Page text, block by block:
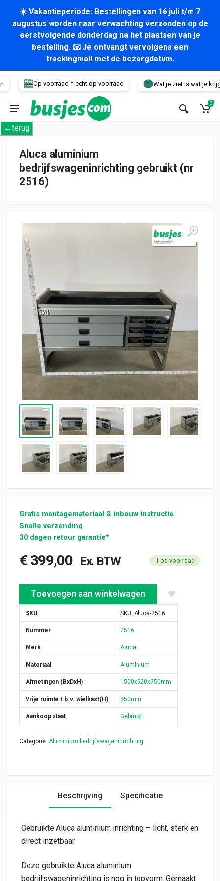
☀️ Vakantieperiode: Bestellingen van 16 juli t/m 7
augustus worden naar verwachting verzonden op de
eerstvolgende donderdag na het plaatsen van je
bestelling. 📧 Je ontvangt vervolgens een
trackingmail met de bezorgdatum.
Op voorraad = echt op voorraad Wat je ziet is wat je krijgt!
Voertuig
0
←terug
Aluca aluminium
bedrijfswageninrichting gebruikt (nr
2516)
Gratis montagemateriaal & inbouw instructie
Snelle verzending
30 dagen retour garantie*
€399,00 Ex. BTW 1 op voorraad
Aluca aluminium bedrijfswageninrichting gebruikt (nr 2516)
Toevoegen aan winkelwagen
SKU SKU: Aluca-2516
Nummer 2516
Merk Aluca
Materiaal Aluminium
Afmetingen (BxDxH) 1500x520x950mm
Vrije ruimte t.b.v. wielkast(H) 350mm
Aankoop staat Gebruikt
Categorie: Aluminium bedrijfswageninrichting
Beschrijving Specificatie
Gebruikte Aluca aluminium inrichting – licht, sterk en
direct inzetbaar
Deze gebruikte Aluca aluminium
bedrijfswageninrichting is nog in topvorm. Gemaakt